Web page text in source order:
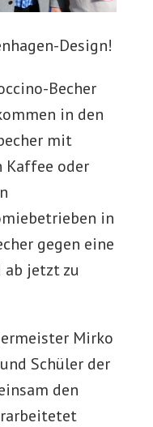
Design!
Becher
in den
mit
Kaffee oder
in
gegen eine
ab jetzt zu
Mirko
Schüler der
den